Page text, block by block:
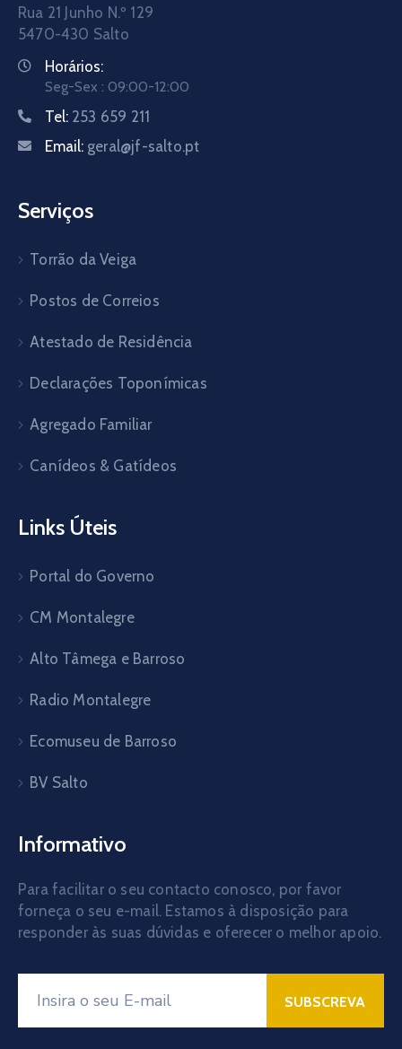
Rua 21 Junho N.º 129
5470-430 Salto
Horários:
Seg-Sex : 09:00-12:00
Tel: 253 659 211
Email: geral@jf-salto.pt
Serviços
Torrão da Veiga
Postos de Correios
Atestado de Residência
Declarações Toponímicas
Agregado Familiar
Canídeos & Gatídeos
Links Úteis
Portal do Governo
CM Montalegre
Alto Tâmega e Barroso
Radio Montalegre
Ecomuseu de Barroso
BV Salto
Informativo
Para facilitar o seu contacto conosco, por favor
forneça o seu e-mail. Estamos à disposição para
responder às suas dúvidas e oferecer o melhor apoio.